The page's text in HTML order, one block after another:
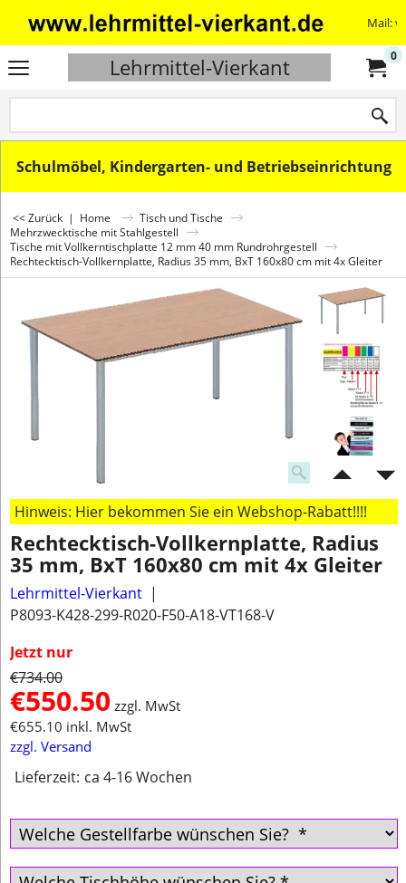
Mail:
Lehrmittel-Vierkant 0
Schulmöbel, Kindergarten- und Betriebseinrichtung
<< Zurück | Home
Tisch und Tische
Mehrzwecktische mit Stahlgestell
Tische mit Vollkerntischplatte 12 mm 40 mm Rundrohrgestell
Rechtecktisch-Vollkernplatte, Radius 35 mm, BxT 160x80 cm mit 4x Gleiter
Hinweis: Hier bekommen Sie ein Webshop-Rabatt!!!!
Rechtecktisch-Vollkernplatte, Radius
35 mm, BxT 160x80 cm mit 4x Gleiter
Lehrmittel-Vierkant
P8093-K428-299-R020-F50-A18-VT168-V
Jetzt nur
€734.00
€550.50 zzgl. MwSt
€655.10 inkl. MwSt
zzgl. Versand
Lieferzeit: ca 4-16 Wochen